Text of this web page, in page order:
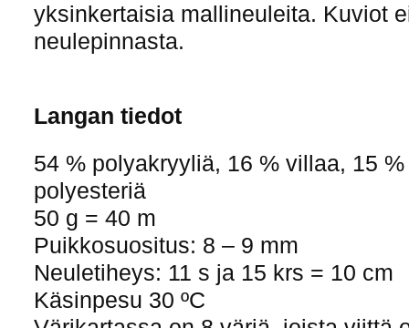
yksinkertaisia mallineuleita. Kuviot
neulepinnasta.
Langan tiedot
54 % polyakryyliä, 16 % villaa, 15
polyesteriä
50 g = 40 m
Puikkosuositus: 8 – 9 mm
Neuletiheys: 11 s ja 15 krs = 10 cm
Käsinpesu 30 ºC